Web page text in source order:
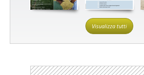
Visualizza tutti